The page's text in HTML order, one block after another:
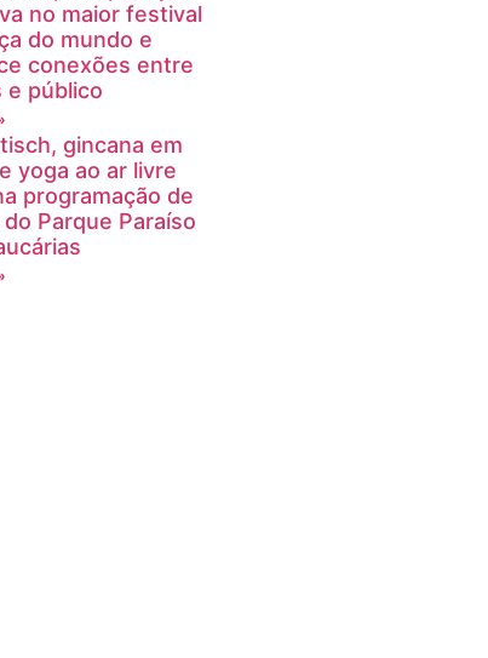
no maior festival
do mundo e
conexões entre
e público
gincana em
yoga ao ar livre
programação de
Parque Paraíso